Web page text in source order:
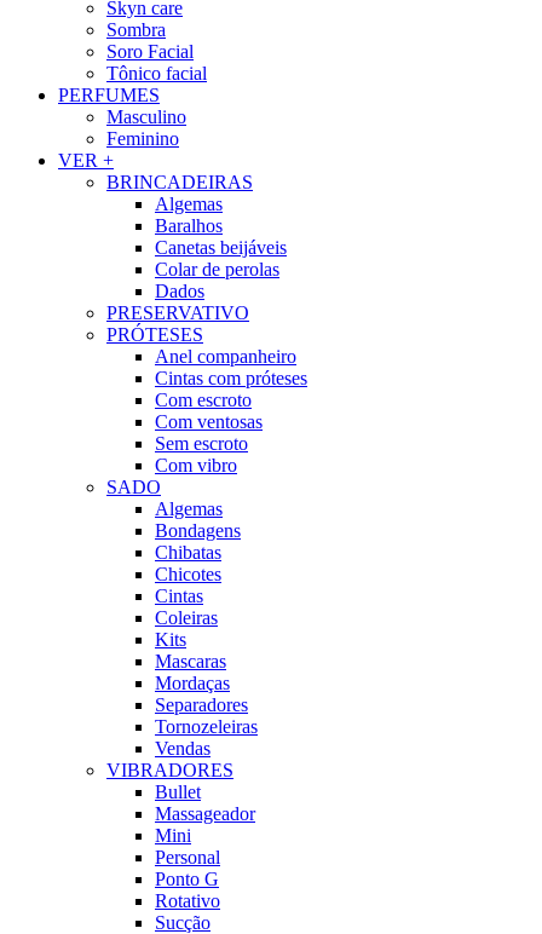
Skyn care
Sombra
Soro Facial
Tônico facial
PERFUMES
Masculino
Feminino
VER +
BRINCADEIRAS
Algemas
Baralhos
Canetas beijáveis
Colar de perolas
Dados
PRESERVATIVO
PRÓTESES
Anel companheiro
Cintas com próteses
Com escroto
Com ventosas
Sem escroto
Com vibro
SADO
Algemas
Bondagens
Chibatas
Chicotes
Cintas
Coleiras
Kits
Mascaras
Mordaças
Separadores
Tornozeleiras
Vendas
VIBRADORES
Bullet
Massageador
Mini
Personal
Ponto G
Rotativo
Sucção